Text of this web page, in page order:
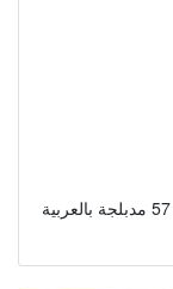
مسلسل وجوه الحب الحلقة 57 مدبلجة بالعربية Shekoahamed S